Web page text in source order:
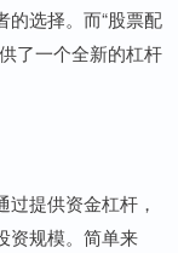
的选择。而“股票配
了一个全新的杠杆
提供资金杠杆，
资规模。简单来